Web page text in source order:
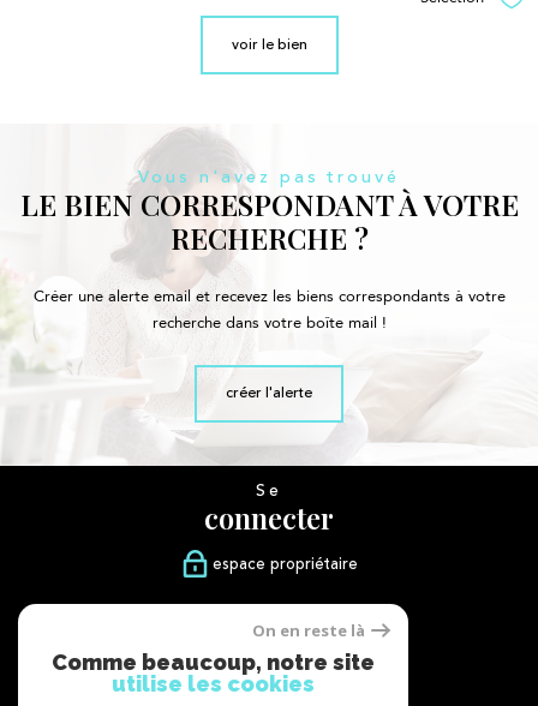
voir le bien
Vous n'avez pas trouvé
LE BIEN CORRESPONDANT À VOTRE
RECHERCHE ?
Créer une alerte email et recevez les biens correspondants à votre
recherche dans votre boîte mail !
créer l'alerte
Se
connecter
espace propriétaire
suivre
On en reste là
Comme beaucoup, notre site
utilise les cookies